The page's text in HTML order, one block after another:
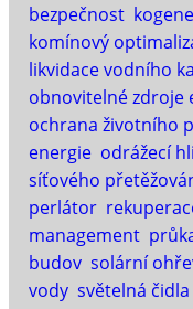
bezpečnost
komínový
likvidace vodního
obnovitelné zdroje
ochrana životního
energie odrážecí
síťového
perlátor
management
budov solární
vody světelná čidla